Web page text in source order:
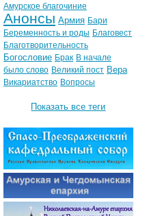
Амурское благочиние
Анонсы Армия Бари
Беременность и роды Благовест
Благотворительность
Богословие Брак В начале
было слово Великий пост Вера
Викариатство Вопросы
Показать все теги